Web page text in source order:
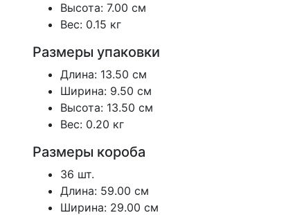
Высота: 7.00 см
Вес: 0.15 кг
Размеры упаковки
Длина: 13.50 см
Ширина: 9.50 см
Высота: 13.50 см
Вес: 0.20 кг
Размеры короба
36 шт.
Длина: 59.00 см
Ширина: 29.00 см